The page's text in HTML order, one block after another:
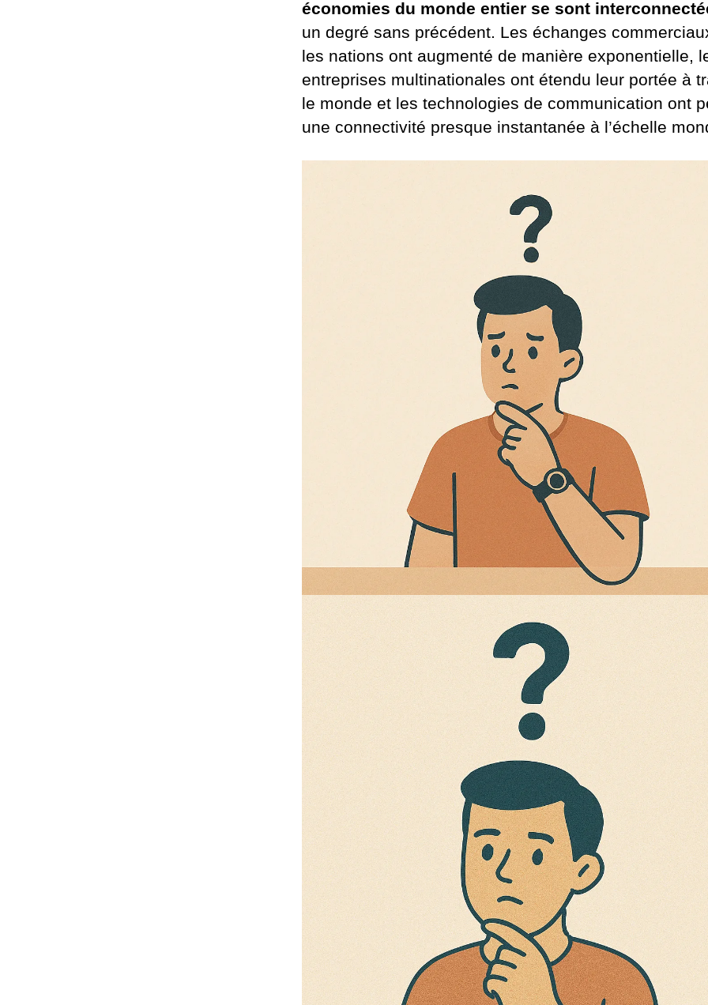
économies du monde entier se sont
un degré sans précédent. Les échanges
les nations ont augmenté de manière exponentielle,
entreprises multinationales ont étendu leur portée à
le monde et les technologies de communication ont
une connectivité presque instantanée à l’échelle
Technologie
Découvrez
pourquoi votre
smartphone
surchauffe et
comment y
remédier